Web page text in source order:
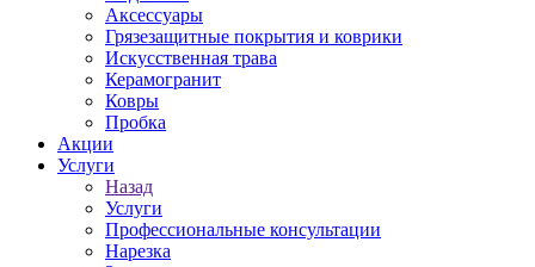
Аксессуары
Грязезащитные покрытия и коврики
Искусственная трава
Керамогранит
Ковры
Пробка
Акции
Услуги
Назад
Услуги
Профессиональные консультации
Нарезка